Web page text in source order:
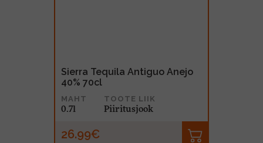
Sierra Tequila Antiguo Anejo
40% 70cl
MAHT
0.7l
TOOTE LIIK
Piiritusjook
26.99€